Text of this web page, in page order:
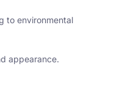
to environmental
appearance.